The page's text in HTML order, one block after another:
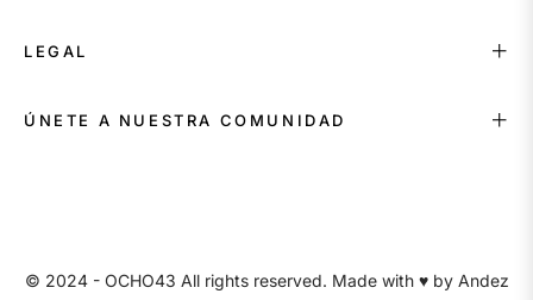
LEGAL
ÚNETE A NUESTRA COMUNIDAD
© 2024 - OCHO43 All rights reserved. Made with ♥ by Andez